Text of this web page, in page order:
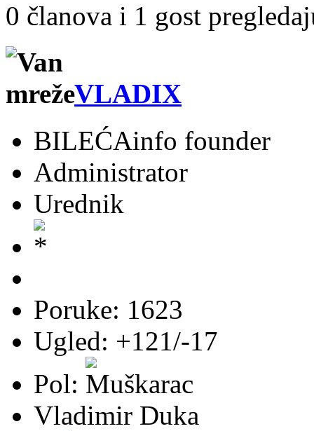
0 članova i 1 gost
VLADIX
BILEĆAinfo founder
Administrator
Urednik
Poruke: 1623
Ugled: +121/-17
Pol:
Vladimir Duka